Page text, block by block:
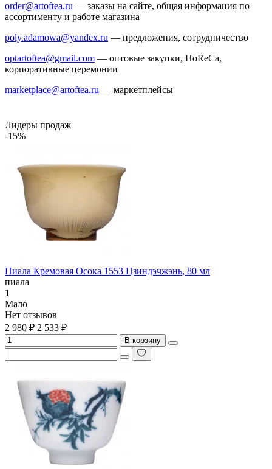
order@artoftea.ru — заказы на сайте, общая информация по
ассортименту и работе магазина
poly.adamowa@yandex.ru — предложения, сотрудничество
optartoftea@gmail.com — оптовые закупки, HoReCa,
корпоративные церемонии
marketplace@artoftea.ru — маркетплейсы
Лидеры продаж
-15%
Пиала Кремовая Осока 1553 Цзиндэчжэнь, 80 мл
пиала
1
Мало
Нет отзывов
2 980 ₽ 2 533 ₽
В корзину